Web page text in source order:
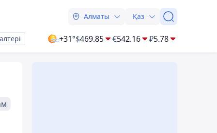
Алматы Қаз
+31°$469.85 €542.16 ₽5.78